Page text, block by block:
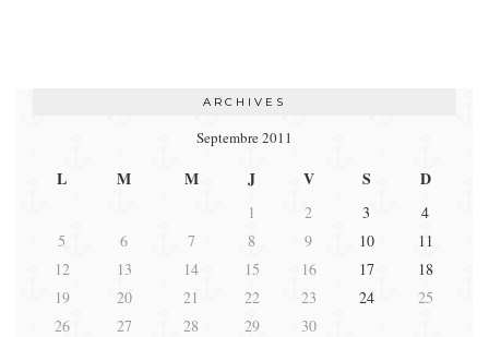
ARCHIVES
Septembre 2011
L M M J V S D
1 2 3
4
5
6 7 8 9 10
11
12
13 14 15 16 17
18
19
20 21 22 23 24
25
26
27 28 29 30